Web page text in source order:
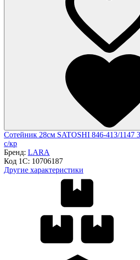
Сотейник 28см SATOSHI 846-413/1147
с/кр
Бренд: LARA
Код 1С: 10706187
Другие характеристики